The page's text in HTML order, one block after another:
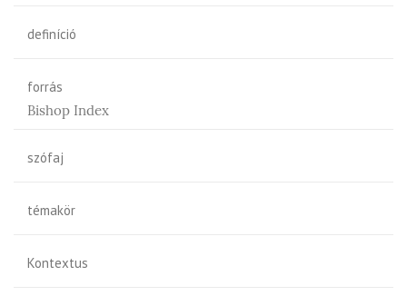
definíció
forrás
Bishop Index
szófaj
témakör
Kontextus